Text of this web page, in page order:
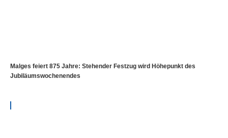
Malges feiert 875 Jahre: Stehender Festzug wird Höhepunkt des
Jubiläumswochenendes